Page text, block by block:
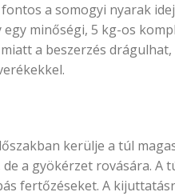
a somogyi nyarak
minőségi, 5 kg-os
a beszerzés drágulhat,
kerülje a túl
a gyökérzet rovására. A
fertőzéseket. A